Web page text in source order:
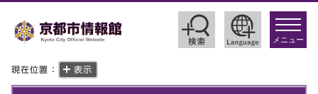
toggle
メニュー
現在位置： 表示